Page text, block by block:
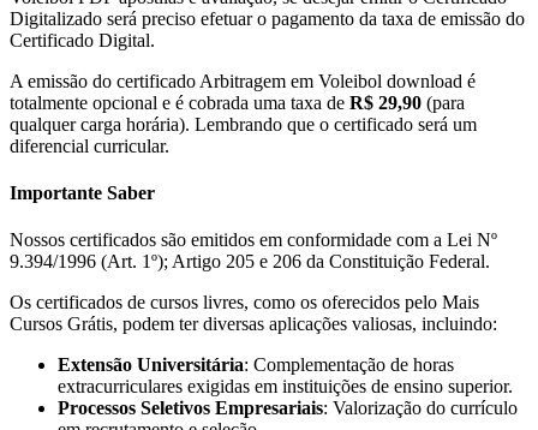
Digitalizado será preciso efetuar o pagamento da taxa de emissão do
Certificado Digital.
A emissão do certificado Arbitragem em Voleibol download é
totalmente opcional e é cobrada uma taxa de R$ 29,90 (para
qualquer carga horária). Lembrando que o certificado será um
diferencial curricular.
Importante Saber
Nossos certificados são emitidos em conformidade com a Lei Nº
9.394/1996 (Art. 1º); Artigo 205 e 206 da Constituição Federal.
Os certificados de cursos livres, como os oferecidos pelo Mais
Cursos Grátis, podem ter diversas aplicações valiosas, incluindo:
Extensão Universitária: Complementação de horas
extracurriculares exigidas em instituições de ensino superior.
Processos Seletivos Empresariais: Valorização do currículo